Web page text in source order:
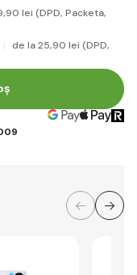
,90 lei (DPD, Packeta,
de la 25,90 lei (DPD,